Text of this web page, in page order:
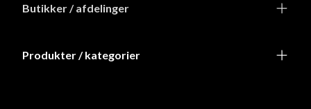
Butikker / afdelinger
Produkter / kategorier